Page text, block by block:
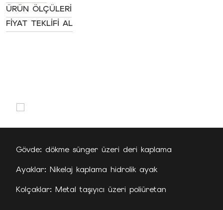
ÜRÜN ÖLÇÜLERI
FIYAT TEKLIFI AL
Gövde: dökme sünger üzeri deri kaplama
Ayaklar: Nikelaj kaplama hidrolik ayak
Kolçaklar: Metal taşıyıcı üzeri poliüretan